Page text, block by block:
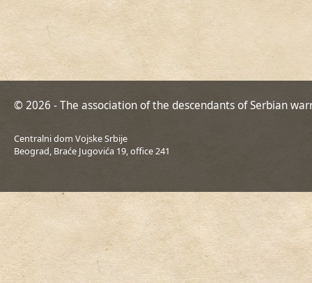
© 2026 - The association of the descendants of Serbian
Centralni dom Vojske Srbije
Beograd, Braće Jugovića 19, office 241